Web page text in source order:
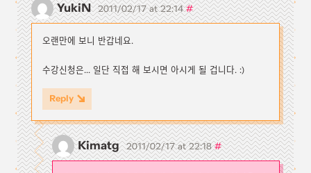
YukiN 2011/02/17 at 22:14#
오랜만에 보니 반갑네요.
수강신청은... 일단 직접 해 보시면 아시게 될 겁니다. :)
Reply
Kimatg 2011/02/17 at 22:18#